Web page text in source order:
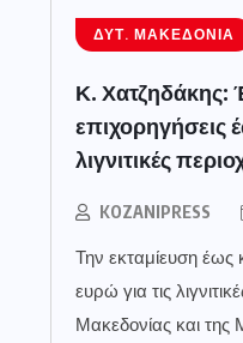
ΔΥΤ. ΜΑΚΕΔΟΝΊΑ
Κ. Χατζηδάκης:
επιχορηγήσεις
λιγνιτικές
KOZANIPRESS
Την εκταμίευση έως
ευρώ για τις
Μακεδονίας και